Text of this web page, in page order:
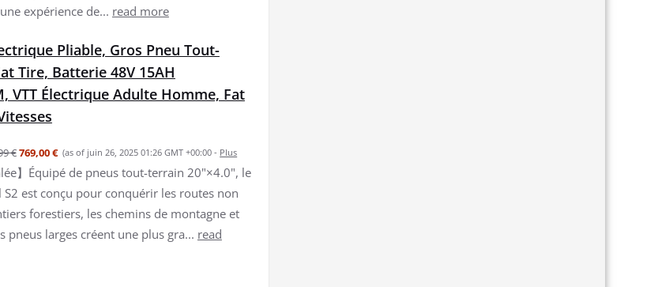
expérience de... read more
Pliable, Gros Pneu Tout-
Tire, Batterie 48V 15AH
VTT Électrique Adulte Homme, Fat
€769,00 € (as of juin 26, 2025 01:26 GMT +00:00 - Plus
】Équipé de pneus tout-terrain 20"×4.0", le
est conçu pour conquérir les routes non
forestiers, les chemins de montagne et
pneus larges créent une plus gra... read